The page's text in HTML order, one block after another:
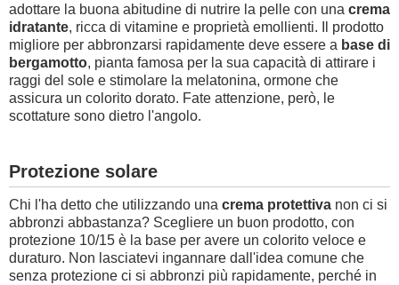
adottare la buona abitudine di nutrire la pelle con una crema
idratante, ricca di vitamine e proprietà emollienti. Il prodotto
migliore per abbronzarsi rapidamente deve essere a base di
bergamotto, pianta famosa per la sua capacità di attirare i
raggi del sole e stimolare la melatonina, ormone che
assicura un colorito dorato. Fate attenzione, però, le
scottature sono dietro l'angolo.
Protezione solare
Chi l'ha detto che utilizzando una crema protettiva non ci si
abbronzi abbastanza? Scegliere un buon prodotto, con
protezione 10/15 è la base per avere un colorito veloce e
duraturo. Non lasciatevi ingannare dall'idea comune che
senza protezione ci si abbronzi più rapidamente, perché in